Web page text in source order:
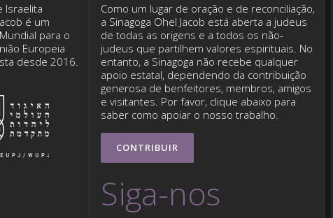
Israelita
é um
para o
Europeia
desde 2016.
Como um lugar de oração e de reconciliação,
a Sinagoga Ohel Jacob está aberta a judeus
de todas as origens e a todos os não-
judeus que partilhem valores espirituais. No
entanto, a Sinagoga não recebe qualquer
apoio estatal, dependendo da contribuição
generosa de benfeitores, membros, amigos
e visitantes. Por favor, clique abaixo para
saber como apoiar o nosso trabalho.
CONTRIBUIR
Siga-nos